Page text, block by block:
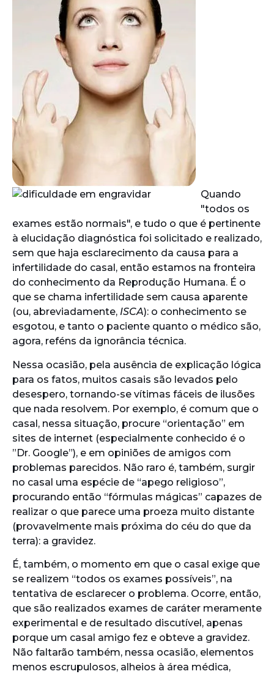
Quando
"todos os
exames estão normais", e tudo o que é pertinente
à elucidação diagnóstica foi solicitado e realizado,
sem que haja esclarecimento da causa para a
infertilidade do casal, então estamos na fronteira
do conhecimento da Reprodução Humana. É o
que se chama infertilidade sem causa aparente
(ou, abreviadamente, ISCA): o conhecimento se
esgotou, e tanto o paciente quanto o médico são,
agora, reféns da ignorância técnica.
Nessa ocasião, pela ausência de explicação lógica
para os fatos, muitos casais são levados pelo
desespero, tornando-se vítimas fáceis de ilusões
que nada resolvem. Por exemplo, é comum que o
casal, nessa situação, procure “orientação” em
sites de internet (especialmente conhecido é o
”Dr. Google”), e em opiniões de amigos com
problemas parecidos. Não raro é, também, surgir
no casal uma espécie de “apego religioso”,
procurando então “fórmulas mágicas” capazes de
realizar o que parece uma proeza muito distante
(provavelmente mais próxima do céu do que da
terra): a gravidez.
É, também, o momento em que o casal exige que
se realizem “todos os exames possíveis”, na
tentativa de esclarecer o problema. Ocorre, então,
que são realizados exames de caráter meramente
experimental e de resultado discutível, apenas
porque um casal amigo fez e obteve a gravidez.
Não faltarão também, nessa ocasião, elementos
menos escrupulosos, alheios à área médica,